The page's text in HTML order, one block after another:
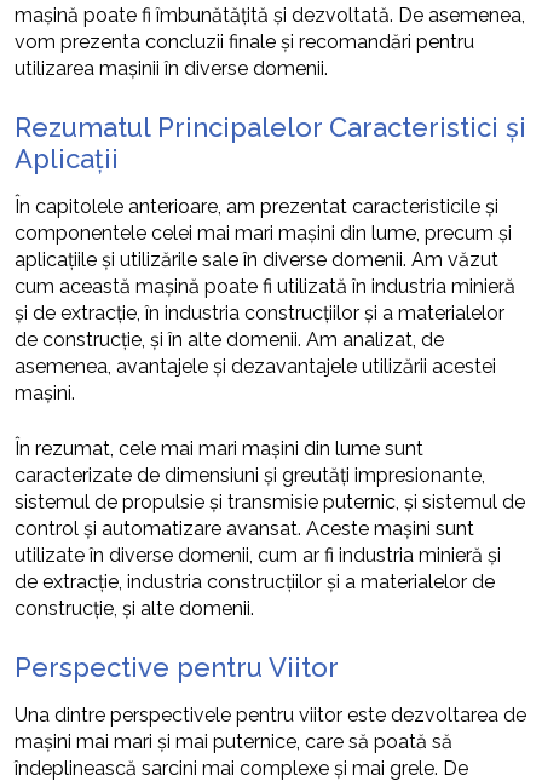
mașină poate fi îmbunătățită și dezvoltată. De asemenea,
vom prezenta concluzii finale și recomandări pentru
utilizarea mașinii în diverse domenii.
Rezumatul Principalelor Caracteristici și
Aplicații
În capitolele anterioare, am prezentat caracteristicile și
componentele celei mai mari mașini din lume, precum și
aplicațiile și utilizările sale în diverse domenii. Am văzut
cum această mașină poate fi utilizată în industria minieră
și de extracție, în industria construcțiilor și a materialelor
de construcție, și în alte domenii. Am analizat, de
asemenea, avantajele și dezavantajele utilizării acestei
mașini.
În rezumat, cele mai mari mașini din lume sunt
caracterizate de dimensiuni și greutăți impresionante,
sistemul de propulsie și transmisie puternic, și sistemul de
control și automatizare avansat. Aceste mașini sunt
utilizate în diverse domenii, cum ar fi industria minieră și
de extracție, industria construcțiilor și a materialelor de
construcție, și alte domenii.
Perspective pentru Viitor
Una dintre perspectivele pentru viitor este dezvoltarea de
mașini mai mari și mai puternice, care să poată să
îndeplinească sarcini mai complexe și mai grele. De